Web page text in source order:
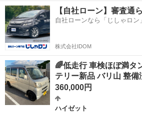
リアスモークフィル
ム施工済み シート
ヒーター 電格ドア
ミラー レベライザ
ー ドアバイザー
【自社ローン】審査通
自社ローンなら「じしゃロ
株式会社IDOM
🌈低走行 車検ほぼ満タ
テリー新品 バリ山 整
360,000円
ハイゼット